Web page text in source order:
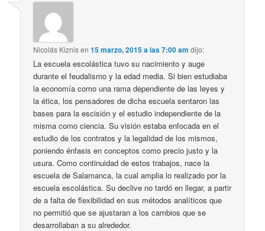
Nicolás Kiznisen15 marzo, 2015 a las 7:00 am dijo:
La escuela escolástica tuvo su nacimiento y auge
durante el feudalismo y la edad media. Si bien estudiaba
la economía como una rama dependiente de las leyes y
la ética, los pensadores de dicha escuela sentaron las
bases para la escisión y el estudio independiente de la
misma como ciencia. Su visión estaba enfocada en el
estudio de los contratos y la legalidad de los mismos,
poniendo énfasis en conceptos como precio justo y la
usura. Como continuidad de estos trabajos, nace la
escuela de Salamanca, la cual amplia lo realizado por la
escuela escolástica. Su declive no tardó en llegar, a partir
de a falta de flexibilidad en sus métodos analíticos que
no permitió que se ajustaran a los cambios que se
desarrollaban a su alrededor.